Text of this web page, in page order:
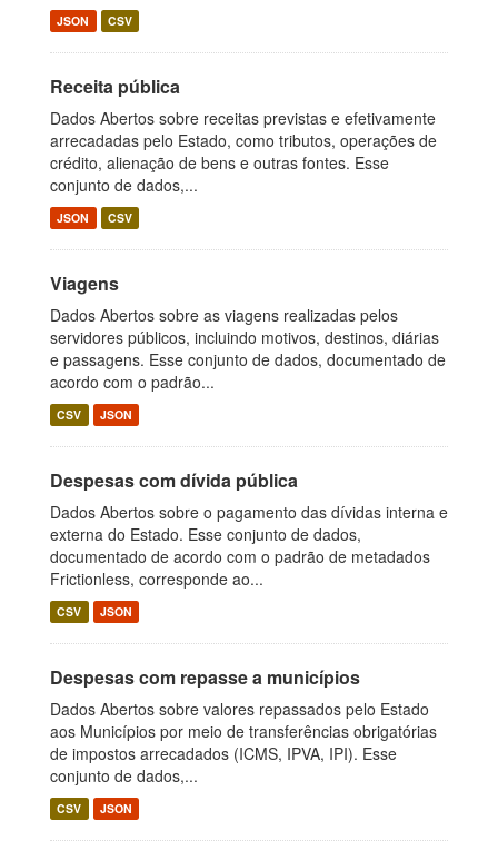
JSON CSV
Receita pública
Dados Abertos sobre receitas previstas e efetivamente
arrecadadas pelo Estado, como tributos, operações de
crédito, alienação de bens e outras fontes. Esse
conjunto de dados,...
JSON CSV
Viagens
Dados Abertos sobre as viagens realizadas pelos
servidores públicos, incluindo motivos, destinos, diárias
e passagens. Esse conjunto de dados, documentado de
acordo com o padrão...
CSV JSON
Despesas com dívida pública
Dados Abertos sobre o pagamento das dívidas interna e
externa do Estado. Esse conjunto de dados,
documentado de acordo com o padrão de metadados
Frictionless, corresponde ao...
CSV JSON
Despesas com repasse a municípios
Dados Abertos sobre valores repassados pelo Estado
aos Municípios por meio de transferências obrigatórias
de impostos arrecadados (ICMS, IPVA, IPI). Esse
conjunto de dados,...
CSV JSON